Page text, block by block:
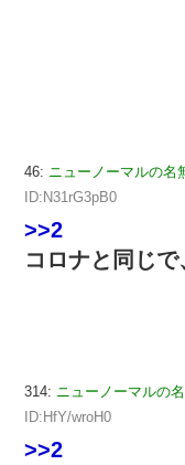
46: ニューノーマルの名
ID:N31rG3pB0
>>2
コロナと同じ
314: ニューノーマルの
ID:HfY/wroH0
>>2